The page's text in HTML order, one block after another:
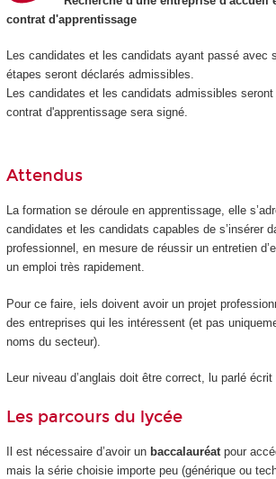
contrat d'apprentissage
Les candidates et les candidats ayant passé avec
étapes seront déclarés admissibles.
Les candidates et les candidats admissibles
contrat d'apprentissage sera signé.
Attendus
La formation se déroule en apprentissage, elle
candidates et les candidats capables de s’insérer
professionnel, en mesure de réussir un entretien
un emploi très rapidement.
Pour ce faire, iels doivent avoir un projet
des entreprises qui les intéressent (et pas
noms du secteur).
Leur niveau d’anglais doit être correct, lu parlé
Les parcours du lycée
Il est nécessaire d’avoir un baccalauréat pour
mais la série choisie importe peu (générique ou